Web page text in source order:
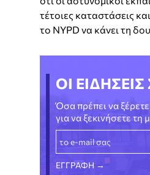
τέτοιες καταστάσεις
το NYPD να κάνει τη
ΟΙ ΕΙΔΗΣΕΙΣ
Όσα πρέπει να ξέρετε
για να ξεκινήσετε τη